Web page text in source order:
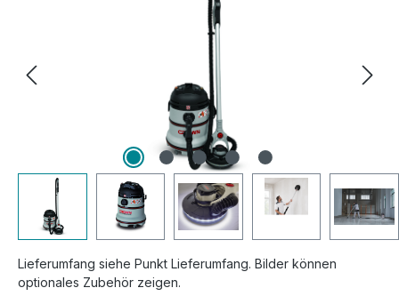
Lieferumfang siehe Punkt Lieferumfang. Bilder können
optionales Zubehör zeigen.